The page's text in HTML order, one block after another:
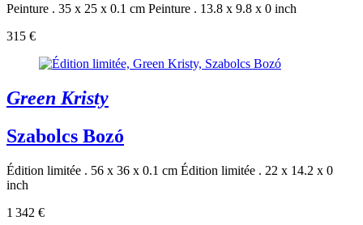
Peinture . 35 x 25 x 0.1 cm Peinture . 13.8 x 9.8 x 0 inch
315 €
Green Kristy
Szabolcs Bozó
Édition limitée . 56 x 36 x 0.1 cm Édition limitée . 22 x 14.2 x 0
inch
1 342 €